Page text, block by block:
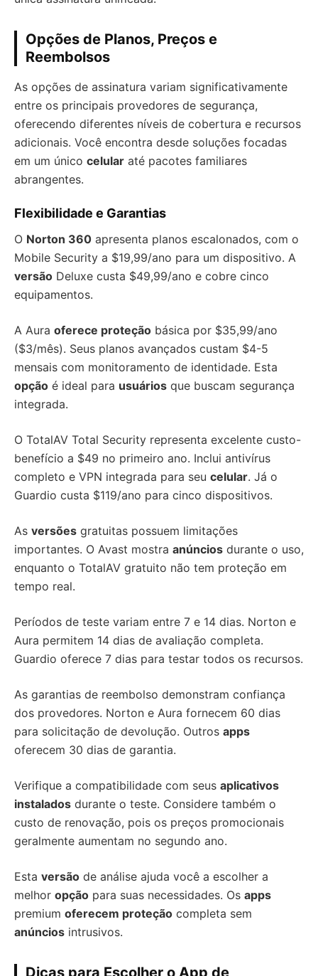
Opções de Planos, Preços e
Reembolsos
As opções de assinatura variam significativamente
entre os principais provedores de segurança,
oferecendo diferentes níveis de cobertura e recursos
adicionais. Você encontra desde soluções focadas
em um único celular até pacotes familiares
abrangentes.
Flexibilidade e Garantias
O Norton 360 apresenta planos escalonados, com o
Mobile Security a $19,99/ano para um dispositivo. A
versão Deluxe custa $49,99/ano e cobre cinco
equipamentos.
A Aura oferece proteção básica por $35,99/ano
($3/mês). Seus planos avançados custam $4-5
mensais com monitoramento de identidade. Esta
opção é ideal para usuários que buscam segurança
integrada.
O TotalAV Total Security representa excelente custo-
benefício a $49 no primeiro ano. Inclui antivírus
completo e VPN integrada para seu celular. Já o
Guardio custa $119/ano para cinco dispositivos.
As versões gratuitas possuem limitações
importantes. O Avast mostra anúncios durante o uso,
enquanto o TotalAV gratuito não tem proteção em
tempo real.
Períodos de teste variam entre 7 e 14 dias. Norton e
Aura permitem 14 dias de avaliação completa.
Guardio oferece 7 dias para testar todos os recursos.
As garantias de reembolso demonstram confiança
dos provedores. Norton e Aura fornecem 60 dias
para solicitação de devolução. Outros apps
oferecem 30 dias de garantia.
Verifique a compatibilidade com seus aplicativos
instalados durante o teste. Considere também o
custo de renovação, pois os preços promocionais
geralmente aumentam no segundo ano.
Esta versão de análise ajuda você a escolher a
melhor opção para suas necessidades. Os apps
premium oferecem proteção completa sem
anúncios intrusivos.
Dicas para Escolher o App de